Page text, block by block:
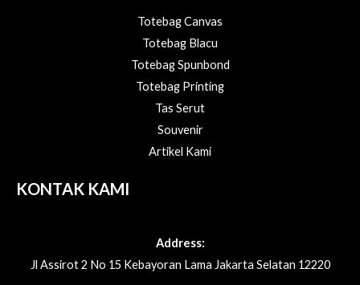
Totebag Canvas
Totebag Blacu
Totebag Spunbond
Totebag Printing
Tas Serut
Souvenir
Artikel Kami
KONTAK KAMI
Address:
Jl Assirot 2 No 15 Kebayoran Lama Jakarta Selatan 12220